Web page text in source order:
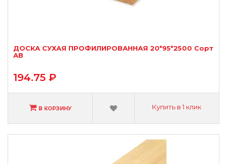
ДОСКА СУХАЯ ПРОФИЛИРОВАННАЯ 20*95*2500 Сорт
АВ
194.75 ₽
В КОРЗИНУ Купить в 1 клик